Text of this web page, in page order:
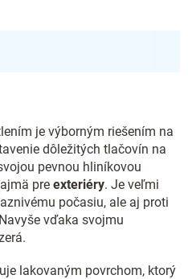
je výborným riešením na
dôležitých tlačovín na
pevnou hliníkovou
pre exteriéry. Je veľmi
počasiu, ale aj proti
vďaka svojmu
lakovaným povrchom, ktorý